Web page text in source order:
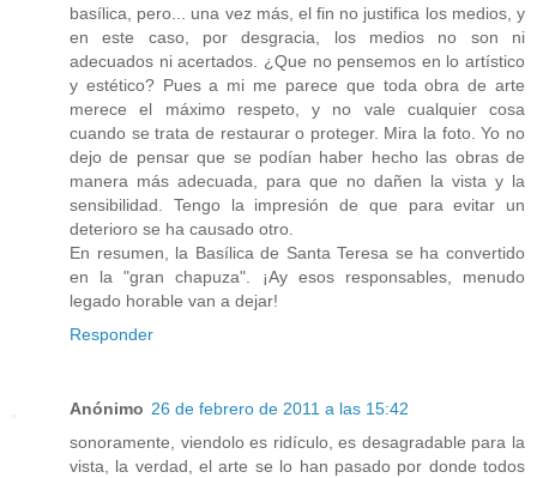
basílica, pero... una vez más, el fin no justifica los medios, y
en este caso, por desgracia, los medios no son ni
adecuados ni acertados. ¿Que no pensemos en lo artístico
y estético? Pues a mi me parece que toda obra de arte
merece el máximo respeto, y no vale cualquier cosa
cuando se trata de restaurar o proteger. Mira la foto. Yo no
dejo de pensar que se podían haber hecho las obras de
manera más adecuada, para que no dañen la vista y la
sensibilidad. Tengo la impresión de que para evitar un
deterioro se ha causado otro.
En resumen, la Basílica de Santa Teresa se ha convertido
en la "gran chapuza". ¡Ay esos responsables, menudo
legado horable van a dejar!
Responder
Anónimo 26 de febrero de 2011 a las 15:42
sonoramente, viendolo es ridículo, es desagradable para la
vista, la verdad, el arte se lo han pasado por donde todos